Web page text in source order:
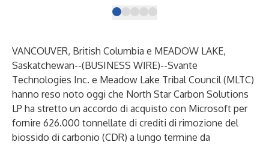
VANCOUVER, British Columbia e MEADOW LAKE,
Saskatchewan--(BUSINESS WIRE)--Svante
Technologies Inc. e Meadow Lake Tribal Council (MLTC)
hanno reso noto oggi che North Star Carbon Solutions
LP ha stretto un accordo di acquisto con Microsoft per
fornire 626.000 tonnellate di crediti di rimozione del
biossido di carbonio (CDR) a lungo termine da